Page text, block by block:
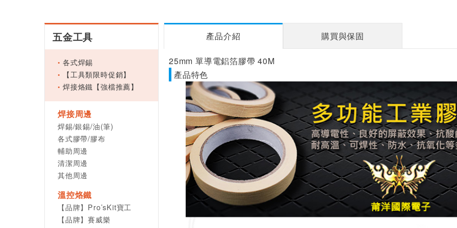
五金工具
各式焊錫
【工具類限時促銷】
焊接烙鐵【強檔推薦】
焊接周邊
焊錫/銀錫/油(筆)
各式膠帶/膠布
輔助周邊
清潔周邊
其他周邊
溫控烙鐵
【品牌】Pro’sKit寶工
【品牌】賽威樂
產品介紹 購買與保固
25mm 單導電鋁箔膠帶 40M
產品特色